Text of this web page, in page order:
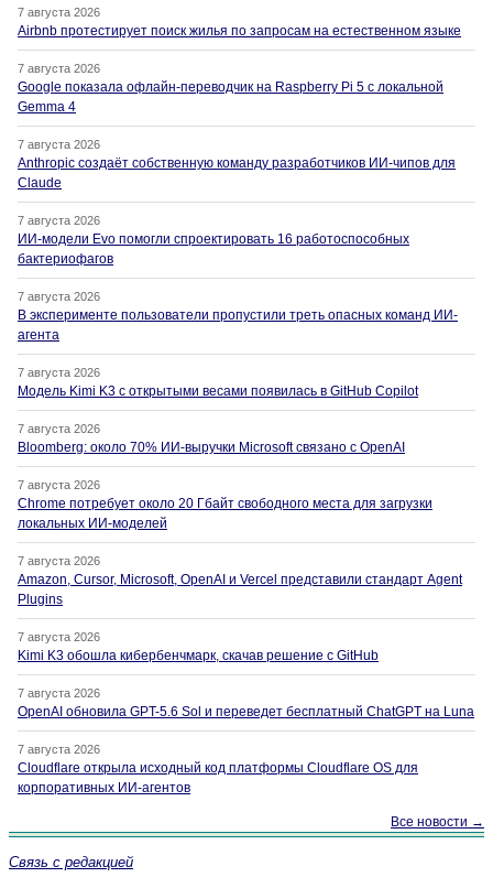
7 августа 2026
Airbnb протестирует поиск жилья по запросам на естественном языке
7 августа 2026
Google показала офлайн-переводчик на Raspberry Pi 5 с локальной
Gemma 4
7 августа 2026
Anthropic создаёт собственную команду разработчиков ИИ-чипов для
Claude
7 августа 2026
ИИ-модели Evo помогли спроектировать 16 работоспособных
бактериофагов
7 августа 2026
В эксперименте пользователи пропустили треть опасных команд ИИ-
агента
7 августа 2026
Модель Kimi K3 с открытыми весами появилась в GitHub Copilot
7 августа 2026
Bloomberg: около 70% ИИ-выручки Microsoft связано с OpenAI
7 августа 2026
Chrome потребует около 20 Гбайт свободного места для загрузки
локальных ИИ-моделей
7 августа 2026
Amazon, Cursor, Microsoft, OpenAI и Vercel представили стандарт Agent
Plugins
7 августа 2026
Kimi K3 обошла кибербенчмарк, скачав решение с GitHub
7 августа 2026
OpenAI обновила GPT-5.6 Sol и переведет бесплатный ChatGPT на Luna
7 августа 2026
Cloudflare открыла исходный код платформы Cloudflare OS для
корпоративных ИИ-агентов
Все новости →
Связь с редакцией